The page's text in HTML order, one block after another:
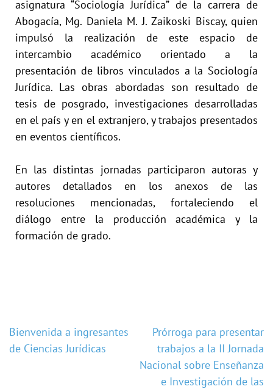
asignatura “Sociología Jurídica” de la carrera de
Abogacía, Mg. Daniela M. J. Zaikoski Biscay, quien
impulsó la realización de este espacio de
intercambio académico orientado a la
presentación de libros vinculados a la Sociología
Jurídica. Las obras abordadas son resultado de
tesis de posgrado, investigaciones desarrolladas
en el país y en el extranjero, y trabajos presentados
en eventos científicos.
En las distintas jornadas participaron autoras y
autores detallados en los anexos de las
resoluciones mencionadas, fortaleciendo el
diálogo entre la producción académica y la
formación de grado.
Bienvenida a ingresantes
de Ciencias Jurídicas
Prórroga para presentar
trabajos a la II Jornada
Nacional sobre Enseñanza
e Investigación de las